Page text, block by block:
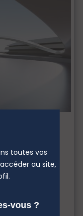
du cadre
maîtriser.
toutes vos
au site,
vous ?